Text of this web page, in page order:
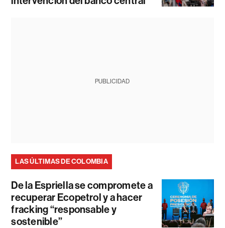
PUBLICIDAD
LAS ÚLTIMAS DE COLOMBIA
De la Espriella se compromete a
recuperar Ecopetrol y a hacer
fracking “responsable y
sostenible”